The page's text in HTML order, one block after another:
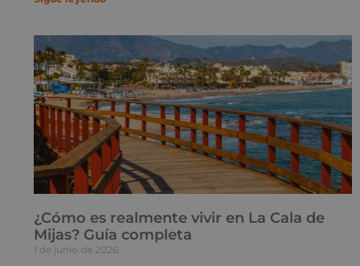
¿Cómo es realmente vivir en La Cala de
Mijas? Guía completa
1 de junio de 2026